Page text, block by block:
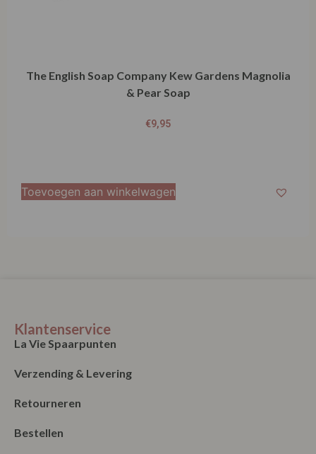
The English Soap Company Kew Gardens Magnolia
& Pear Soap
€9,95
Toevoegen aan winkelwagen
Klantenservice
La Vie Spaarpunten
Verzending & Levering
Retourneren
Bestellen